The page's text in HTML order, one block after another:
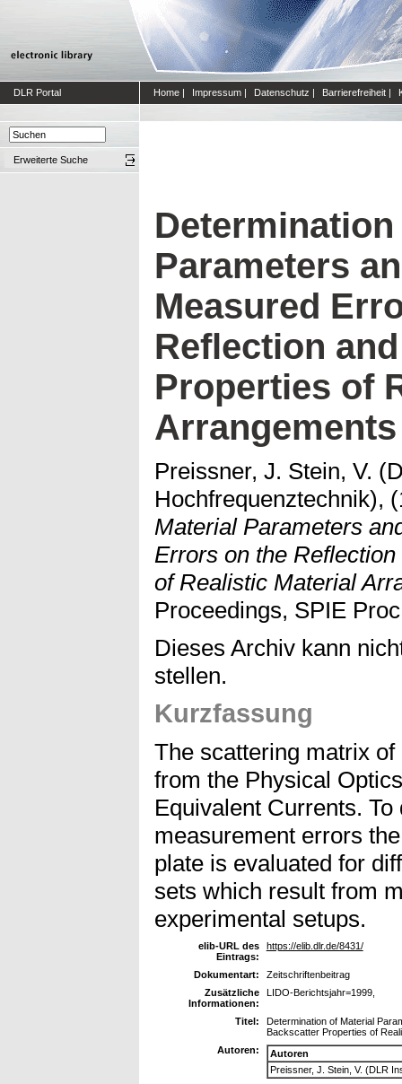
DLR Portal Home | Impressum | Datenschutz | Barrierefreiheit |
Erweiterte Suche
Parameters
Measured
Reflection
Properties of
Arrangements
Preissner, J. Stein, V.
Hochfrequenztechnik),
Material Parameters
Errors on the
of Realistic Material
Proceedings, SPIE
Dieses Archiv kann
stellen.
Kurzfassung
The scattering matrix
from the Physical
Equivalent Currents.
measurement errors
plate is evaluated for
sets which result from
experimental setups.
elib-URL des
Eintrags:
https://elib.dlr.de/8431/
Dokumentart:
Zeitschriftenbeitrag
Zusätzliche
Informationen:
LIDO-Berichtsjahr=1999,
Titel:
Determination of Material
Backscatter Properties of
Autoren:
Autoren
Preissner, J. Stein, V. (DLR